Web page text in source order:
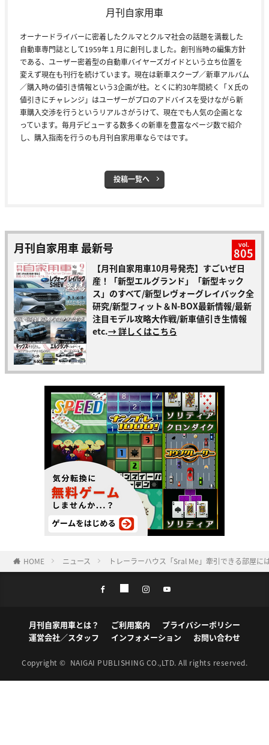
月刊自家用車
オーナードライバーに密着したクルマとクルマ社会の話題を満載した
自動車専門誌として1959年１月に創刊しました。創刊当時の編集方針
である、ユーザー密着型の自動車バイヤーズガイドという立ち位置を
変えず現在も刊行を続けています。現在は新車スクープ／新車アルバム
／購入時の値引き情報という3企画が柱。とくに約30年間続く「Ｘ氏の
値引きにチャレンジ」はユーザーがプロのアドバイスを受けながら新
車購入交渉を行うというリアルさがうけて、現在でも人気の企画とな
っています。毎月デビューする数多くの新車を豊富なページ数で紹介
し、購入指南を行うのも月刊自家用車ならではです。
投稿一覧へ
月刊自家用車 最新号 vol.
805
【月刊自家用車10月号発売】すごいぜ日
産！「新型エルグランド」「新型キック
ス」のすべて/新型レヴォーグレイバック全
研究/新型フィット＆N-BOX最新情報/最新
注目モデル攻略大作戦/新車値引き生情報
etc.→ 詳しくはこちら
HOME ニュース トレーラーハウス「Sral Me」牽引できる部屋
月刊自家用車とは？ ご利用案内
プライバシーポリシー
運営会社／スタッフ
インフォメーション お問い合わせ
Copyright © NAIGAI PUBLISHING CO.,LTD. All rights reserved.